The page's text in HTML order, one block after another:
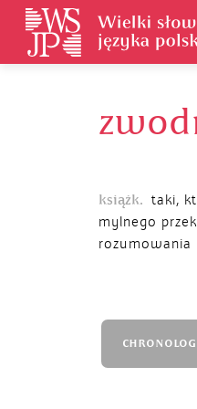
książk. taki,
mylnego
rozumowania